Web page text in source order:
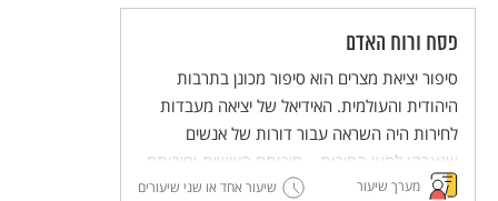
פסח ורוח האדם
סיפור יציאת מצרים הוא סיפור מכונן בתרבות
היהודית והעולמית. האידיאל של יציאה מעבדות
לחירות היה השראה עבור דורות של אנשים
שנאבקו למען החירות – חירותם האישית וחירותם
של אחרים. בכך, מעבר להיותו סיפור לאומי, סיפור
מערך שיעור שיעור אחד או שני שיעורים